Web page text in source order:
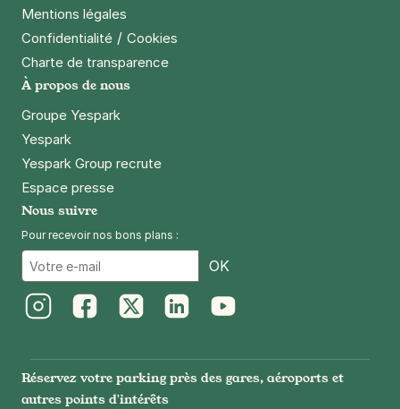
Mentions légales
Confidentialité / Cookies
Charte de transparence
À propos de nous
Groupe Yespark
Yespark
Yespark Group recrute
Espace presse
Nous suivre
Pour recevoir nos bons plans :
OK
Réservez votre parking près des gares, aéroports et
autres points d'intérêts